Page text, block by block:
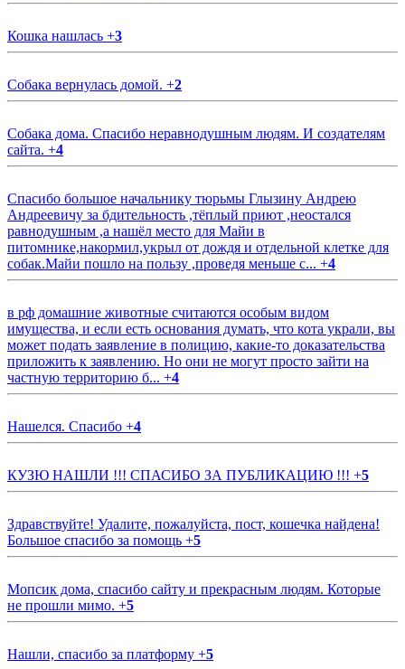
Кошка нашлась +3
Собака вернулась домой. +2
Собака дома. Спасибо неравнодушным людям. И создателям
сайта. +4
Спасибо большое начальнику тюрьмы Глызину Андрею
Андреевичу за бдительность ,тёплый приют ,неостался
равнодушным ,а нашёл место для Майи в
питомнике,накормил,укрыл от дождя и отдельной клетке для
собак.Майи пошло на пользу ,проведя меньше с... +4
в рф домашние животные считаются особым видом
имущества, и если есть основания думать, что кота украли, вы
может подать заявление в полицию, какие-то доказательства
приложить к заявлению. Но они не могут просто зайти на
частную территорию б... +4
Нашелся. Спасибо +4
КУЗЮ НАШЛИ !!! СПАСИБО ЗА ПУБЛИКАЦИЮ !!! +5
Здравствуйте! Удалите, пожалуйста, пост, кошечка найдена!
Большое спасибо за помощь +5
Мопсик дома, спасибо сайту и прекрасным людям. Которые
не прошли мимо. +5
Нашли, спасибо за платформу +5